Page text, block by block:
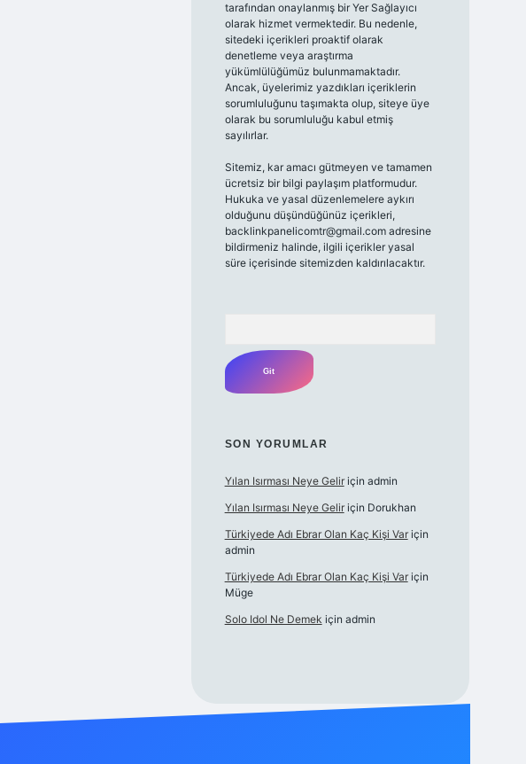
tarafından onaylanmış bir Yer Sağlayıcı
olarak hizmet vermektedir. Bu nedenle,
sitedeki içerikleri proaktif olarak
denetleme veya araştırma
yükümlülüğümüz bulunmamaktadır.
Ancak, üyelerimiz yazdıkları içeriklerin
sorumluluğunu taşımakta olup, siteye üye
olarak bu sorumluluğu kabul etmiş
sayılırlar.
Sitemiz, kar amacı gütmeyen ve tamamen
ücretsiz bir bilgi paylaşım platformudur.
Hukuka ve yasal düzenlemelere aykırı
olduğunu düşündüğünüz içerikleri,
backlinkpanelicomtr@gmail.comadresine
bildirmeniz halinde, ilgili içerikler yasal
süre içerisinde sitemizden kaldırılacaktır.
SON YORUMLAR
Yılan Isırması Neye Geliriçin admin
Yılan Isırması Neye Geliriçin Dorukhan
Türkiyede Adı Ebrar Olan Kaç Kişi Variçin
admin
Türkiyede Adı Ebrar Olan Kaç Kişi Variçin
Müge
Solo Idol Ne Demek için admin